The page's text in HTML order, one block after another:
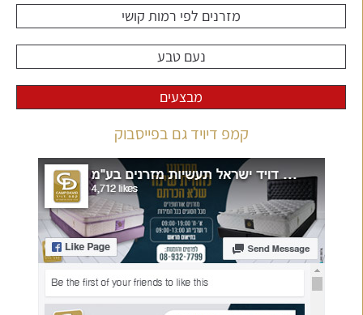
מזרנים לפי רמות קושי
נעם טבע
מבצעים
קמפ דיויד גם בפייסבוק